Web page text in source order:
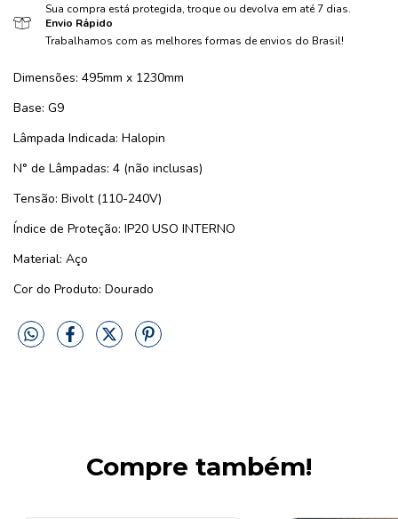
Sua compra está protegida, troque ou devolva em até 7 dias.
Envio Rápido
Trabalhamos com as melhores formas de envios do Brasil!
Dimensões: 495mm x 1230mm
Base: G9
Lâmpada Indicada: Halopin
N° de Lâmpadas: 4 (não inclusas)
Tensão: Bivolt (110-240V)
Índice de Proteção: IP20 USO INTERNO
Material: Aço
Cor do Produto: Dourado
Compre também!